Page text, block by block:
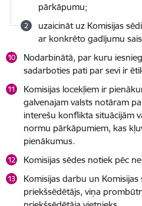
pārkāpumu;
uzaicināt uz Komisijas
ar konkrēto gadījumu
Nodarbinātā, par kuru
sadarboties pati par sevi ir
Komisijas locekļiem ir
galvenajam valsts notāram
interešu konflikta situācijām
normu pārkāpumiem, kas
pienākumus.
Komisijas sēdes notiek pēc
Komisijas darbu un Komisijas
priekšsēdētājs, viņa